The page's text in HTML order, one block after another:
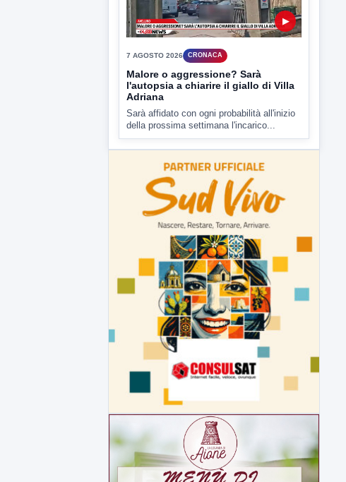
7 AGOSTO 2026 CRONACA
Ponte Valentino,21enne indagato:
ipotesi duplice omicidio stradale
Incidente mortale a Ponte Valentino,
7 AGOSTO 2026 CRONACA
Malore o aggressione? Sarà
l'autopsia a chiarire il giallo di Villa
Sarà affidato con ogni probabilità all'inizio
della prossima settimana l'incarico...